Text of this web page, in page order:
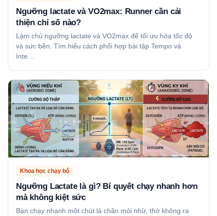
Ngưỡng lactate và VO2max: Runner cần cải
thiện chỉ số nào?
Làm chủ ngưỡng lactate và VO2max để tối ưu hóa tốc độ
và sức bền. Tìm hiểu cách phối hợp bài tập Tempo và
Inte…
Khoa học chạy bộ
Ngưỡng Lactate là gì? Bí quyết chạy nhanh hơn
mà không kiệt sức
Bạn chạy nhanh một chút là chân mỏi nhừ, thở không ra